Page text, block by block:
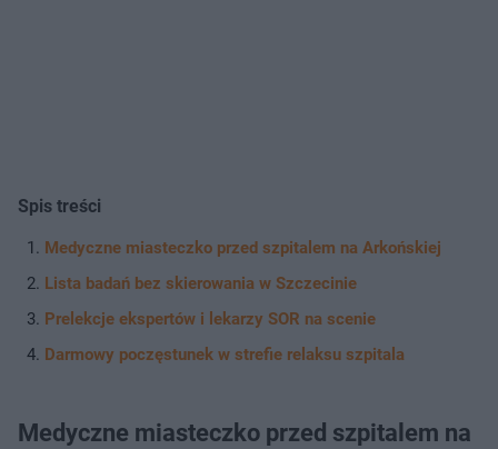
Spis treści
Medyczne miasteczko przed szpitalem na Arkońskiej
Lista badań bez skierowania w Szczecinie
Prelekcje ekspertów i lekarzy SOR na scenie
Darmowy poczęstunek w strefie relaksu szpitala
Medyczne miasteczko przed szpitalem na